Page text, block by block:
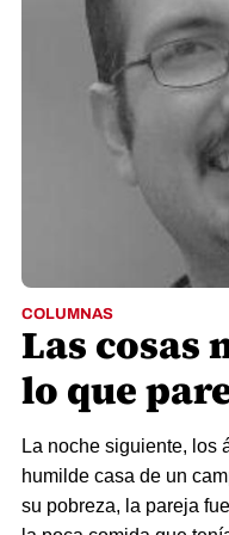
COLUMNAS
Las cosas
lo que
La noche siguiente, los
humilde casa de un
su pobreza, la pareja